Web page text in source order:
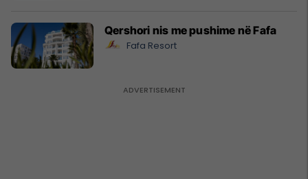
Qershori nis me pushime në Fafa
Fafa Resort